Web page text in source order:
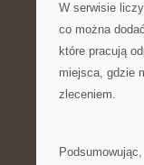
W serwisie
co można
które pracują
miejsca, gdzie
zleceniem.